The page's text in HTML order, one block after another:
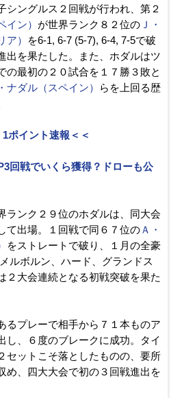
シングルス２回戦が行われ、第２
イン） が世界ランク８２位の Ｊ・
ア）
を6-1, 6-7 (5-7), 6-4, 7-5で破
出を果たした。また、ホダルはツ
の最初の２０試合を１７勝３敗と
ナダル（スペイン）
らを上回る歴
ポイント速報＜＜
回戦でいくら獲得？ドローも公
ランク２９位のホダルは、同大会
て出場。１回戦で同６７位のＡ・
をストレートで破り、１月の全豪
ルボルン、ハード、グランドス
２大会連続となる初戦突破を果た
るプレーで相手から７１本ものア
し、６度のブレークに成功。タイ
セットこそ落としたものの、要所
め、四大大会で初の３回戦進出を